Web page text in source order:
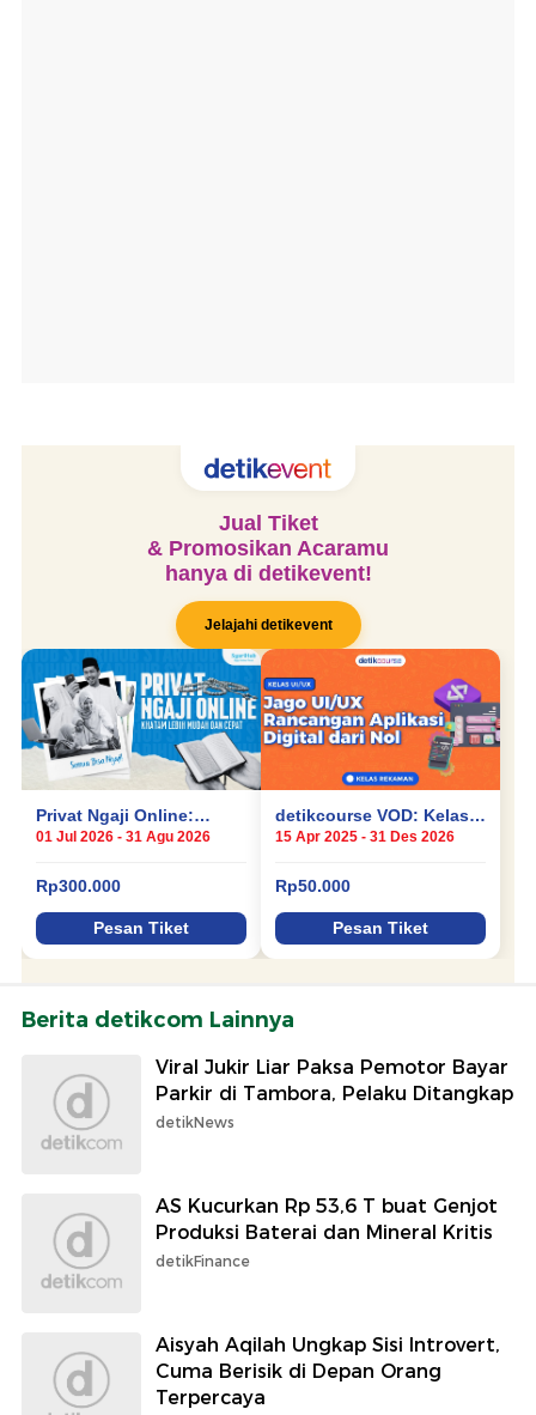
Berita detikcom Lainnya
Viral Jukir Liar Paksa Pemotor Bayar
Parkir di Tambora, Pelaku Ditangkap
detikNews
AS Kucurkan Rp 53,6 T buat Genjot
Produksi Baterai dan Mineral Kritis
detikFinance
Aisyah Aqilah Ungkap Sisi Introvert,
Cuma Berisik di Depan Orang
Terpercaya